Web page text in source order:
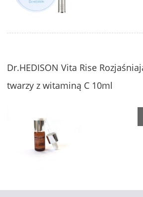
Dr.HEDISON Vita Rise
twarzy z witaminą C 10ml